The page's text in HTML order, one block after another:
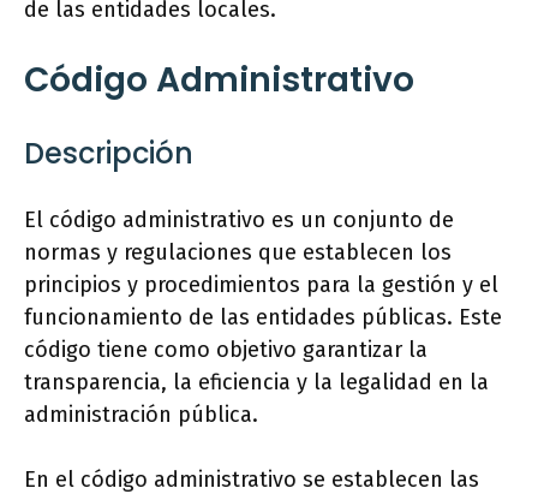
de las entidades locales.
Código Administrativo
Descripción
El código administrativo es un conjunto de
normas y regulaciones que establecen los
principios y procedimientos para la gestión y el
funcionamiento de las entidades públicas. Este
código tiene como objetivo garantizar la
transparencia, la eficiencia y la legalidad en la
administración pública.
En el código administrativo se establecen las